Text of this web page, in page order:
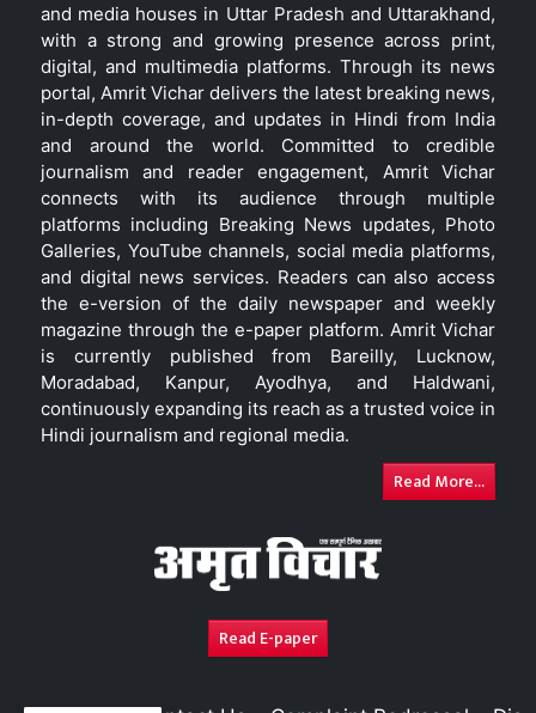
and media houses in Uttar Pradesh and Uttarakhand,
with a strong and growing presence across print,
digital, and multimedia platforms. Through its news
portal, Amrit Vichar delivers the latest breaking news,
in-depth coverage, and updates in Hindi from India
and around the world. Committed to credible
journalism and reader engagement, Amrit Vichar
connects with its audience through multiple
platforms including Breaking News updates, Photo
Galleries, YouTube channels, social media platforms,
and digital news services. Readers can also access
the e-version of the daily newspaper and weekly
magazine through the e-paper platform. Amrit Vichar
is currently published from Bareilly, Lucknow,
Moradabad, Kanpur, Ayodhya, and Haldwani,
continuously expanding its reach as a trusted voice in
Hindi journalism and regional media.
Read More...
Read E-paper